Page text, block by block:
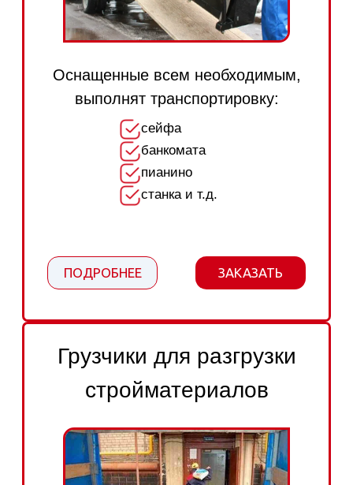
ЗАКАЗАТЬ
ПОДРОБНЕЕ
ЗАКАЗАТЬ
ПОДРОБНЕЕ
разгрузка фур, контейнеров
маркировка, сортировка
Выполнят все виды складских работ:
Грузчики на склад
Грузчики для любых работ